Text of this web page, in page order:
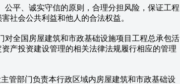
平、诚实守信的原则，合理分担风险，保证工程
社会公共利益和他人的合法权益。
全国房屋建筑和市政基础设施项目工程总承包活
产投资建设管理的相关法律法规履行相应的管理
部门负责本行政区域内房屋建筑和市政基础设